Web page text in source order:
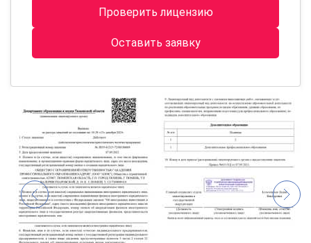
Проверить лицензию
Оставить заявку